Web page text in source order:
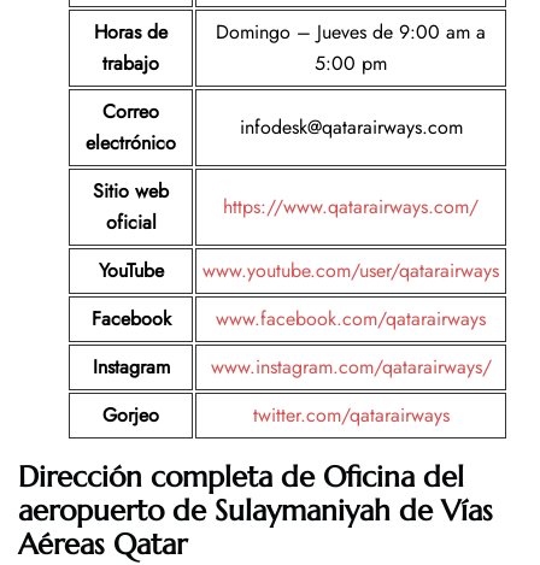
Horas de
trabajo
Domingo – Jueves de 9:00 am a
5:00 pm
Correo
electrónico
infodesk@qatarairways.com
Sitio web
oficial
https://www.qatarairways.com/
YouTube
www.youtube.com/user/qatarairways
Facebook
www.facebook.com/qatarairways
Instagram
www.instagram.com/qatarairways/
Gorjeo
twitter.com/qatarairways
Dirección completa de Oficina del
aeropuerto de Sulaymaniyah de Vías
Aéreas Qatar